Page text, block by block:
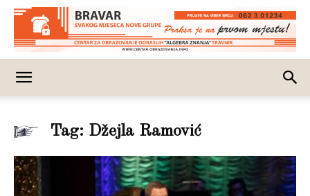
Tag: Džejla Ramović